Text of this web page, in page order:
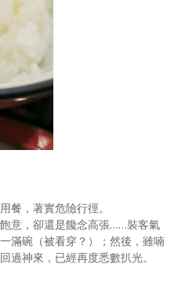
餐，著實危險行徑。
意，卻還是饞念高張……裝客氣
滿碗（被看穿？）；然後，雖喃
過神來，已經再度悉數扒光。